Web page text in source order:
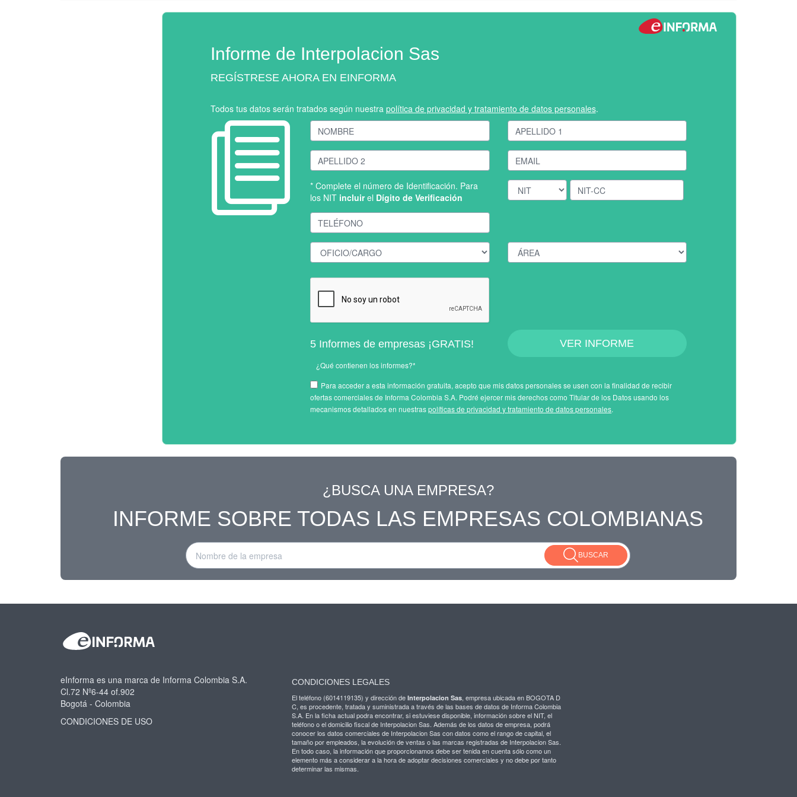
Informe de Interpolacion Sas
REGÍSTRESE AHORA EN EINFORMA
Todos tus datos serán tratados según nuestra política de privacidad y tratamiento de datos personales.
* Complete el número de Identificación. Para
los NIT incluirel Dígito de Verificación
5 Informes de empresas ¡GRATIS!
¿Qué contienen los informes?*
VER INFORME
Para acceder a esta información gratuita, acepto que mis datos personales se usen con la finalidad de recibir
ofertas comerciales de Informa Colombia S.A. Podré ejercer mis derechos como Titular de los Datos usando los
mecanismos detallados en nuestraspolíticas de privacidad y tratamiento de datos personales.
¿BUSCA UNA EMPRESA?
INFORME SOBRE TODAS LAS EMPRESAS COLOMBIANAS
BUSCAR
eInforma es una marca de Informa Colombia S.A.
Cl.72 Nº6-44 of.902
Bogotá - Colombia
CONDICIONES DE USO
CONDICIONES LEGALES
El teléfono (6014119135) y dirección de Interpolacion Sas , empresa ubicada en BOGOTA D
C, es procedente, tratada y suministrada a través de las bases de datos de Informa Colombia
S.A. En la ficha actual podra encontrar, si estuviese disponible, información sobre el NIT, el
teléfono o el domicilio fiscal de Interpolacion Sas. Además de los datos de empresa, podrá
conocer los datos comerciales de Interpolacion Sas con datos como el rango de capital, el
tamaño por empleados, la evolución de ventas o las marcas registradas de Interpolacion Sas.
En todo caso, la información que proporcionamos debe ser tenida en cuenta sólo como un
elemento más a considerar a la hora de adoptar decisiones comerciales y no debe por tanto
determinar las mismas.